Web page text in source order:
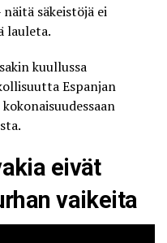
säkeistöjä ei
lauleta.
kuullussa
Espanjan
eivät
vaikeita